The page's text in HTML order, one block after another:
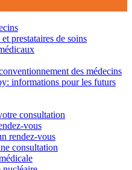
prestataires de soins
des médecins
informations pour les futurs
consultation
vous
rendez-vous
consultation